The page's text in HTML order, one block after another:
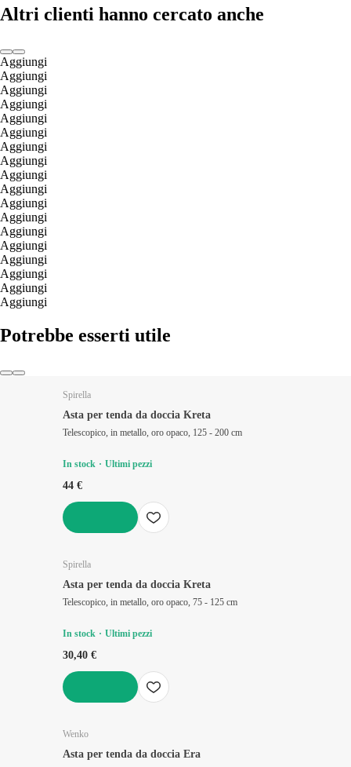
Altri clienti hanno cercato anche
Aggiungi
Aggiungi
Aggiungi
Aggiungi
Aggiungi
Aggiungi
Aggiungi
Aggiungi
Aggiungi
Aggiungi
Aggiungi
Aggiungi
Aggiungi
Aggiungi
Aggiungi
Aggiungi
Aggiungi
Aggiungi
Potrebbe esserti utile
Spirella
Asta per tenda da doccia Kreta
Telescopico, in metallo, oro opaco, 125 - 200 cm
In stock Ultimi pezzi
44 €
Spirella
Asta per tenda da doccia Kreta
Telescopico, in metallo, oro opaco, 75 - 125 cm
In stock Ultimi pezzi
30,40 €
Wenko
Asta per tenda da doccia Era